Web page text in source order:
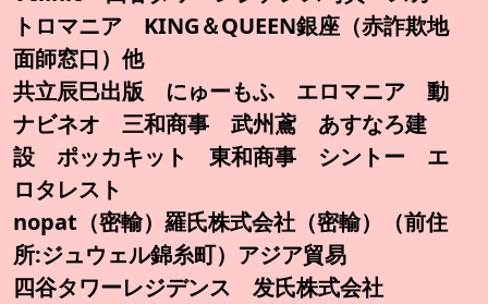
トロマニア KING＆QUEEN銀座（赤詐欺地
面師窓口）他
共立辰巳出版 にゅーもふ エロマニア 動
ナビネオ 三和商事 武州鳶 あすなろ建
設 ポッカキット 東和商事 シントー エ
ロタレスト
nopat（密輸）羅氏株式会社（密輸）（前住
所:ジュウェル錦糸町）アジア貿易
四谷タワーレジデンス 发氏株式会社